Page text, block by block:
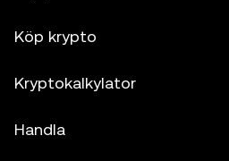
Köp krypto
Kryptokalkylator
Handla